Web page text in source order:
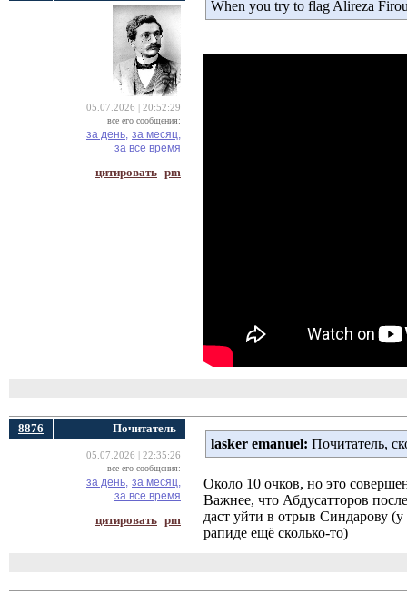
05.07.2026 | 20:52:29
все его сообщения:
за день, за месяц,
за все время
цитировать pm
When you try to flag Alireza
8876 Почитатель
05.07.2026 | 22:35:26
все его сообщения:
за день, за месяц,
за все время
цитировать pm
lasker emanuel: Почитатель,
Около 10 очков, но это
Важнее, что Абдусатторов
даст уйти в отрыв Синдарову (у
рапиде ещё сколько-то)